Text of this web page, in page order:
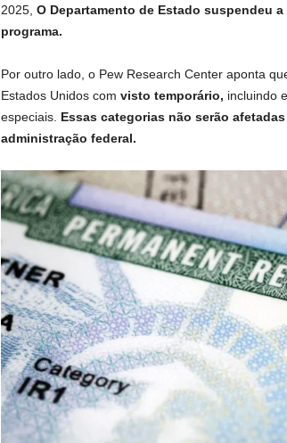
2025, O Departamento de Estado suspendeu
programa.
Por outro lado, o Pew Research Center aponta
Estados Unidos com visto temporário, incluindo
especiais. Essas categorias não serão
administração federal.